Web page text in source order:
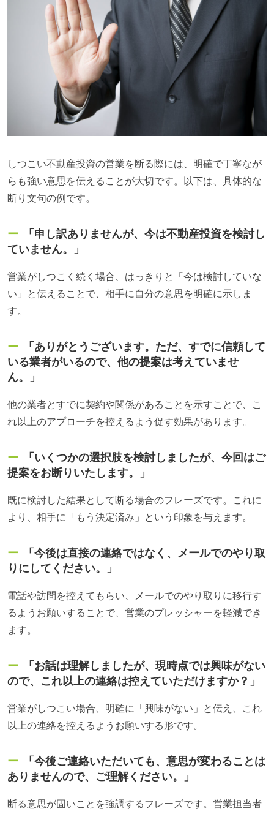
しつこい不動産投資の営業を断る際には、明確で丁寧なが
らも強い意思を伝えることが大切です。以下は、具体的な
断り文句の例です。
「申し訳ありませんが、今は不動産投資を検討し
ていません。」
営業がしつこく続く場合、はっきりと「今は検討していな
い」と伝えることで、相手に自分の意思を明確に示しま
す。
「ありがとうございます。ただ、すでに信頼して
いる業者がいるので、他の提案は考えていませ
ん。」
他の業者とすでに契約や関係があることを示すことで、こ
れ以上のアプローチを控えるよう促す効果があります。
「いくつかの選択肢を検討しましたが、今回はご
提案をお断りいたします。」
既に検討した結果として断る場合のフレーズです。これに
より、相手に「もう決定済み」という印象を与えます。
「今後は直接の連絡ではなく、メールでのやり取
りにしてください。」
電話や訪問を控えてもらい、メールでのやり取りに移行す
るようお願いすることで、営業のプレッシャーを軽減でき
ます。
「お話は理解しましたが、現時点では興味がない
ので、これ以上の連絡は控えていただけますか？」
営業がしつこい場合、明確に「興味がない」と伝え、これ
以上の連絡を控えるようお願いする形です。
「今後ご連絡いただいても、意思が変わることは
ありませんので、ご理解ください。」
断る意思が固いことを強調するフレーズです。営業担当者